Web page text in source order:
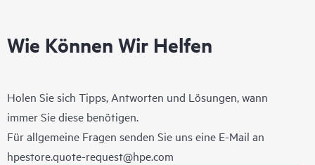
Wie Können Wir Helfen
Holen Sie sich Tipps, Antworten und Lösungen, wann
immer Sie diese benötigen.
Für allgemeine Fragen senden Sie uns eine E-Mail an
hpestore.quote-request@hpe.com